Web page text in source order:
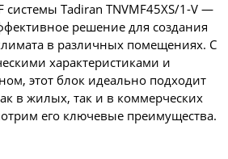
системы Tadiran TNVMF45XS/1-V —
решение для создания
в различных помещениях. С
характеристиками и
этот блок идеально подходит
в жилых, так и в коммерческих
его ключевые преимущества.